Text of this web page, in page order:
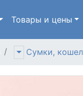
Товары и цены
Сумки,